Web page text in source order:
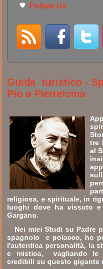
Follow Us
Guida turistico -
Pio a Pietrelcina
tre
al
religiosa, e spirituale, in
luoghi dove ha vissuto e
Gargano.
Nei miei Studi su Padre
spagnolo e polacco, ho
l'autentica personalità, la
e mistica, vagliando le
credibili su questo gigante